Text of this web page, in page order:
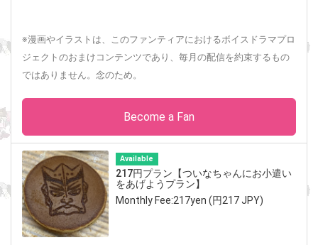
※漫画やイラストは、このファンティアにおけるボイスドラマプロ
ジェクトのおまけコンテンツであり、毎月の配信を約束するもの
ではありません。念のため。
Become a Fan
Available
217円プラン【ついなちゃんにお小遣い
をあげようプラン】
Monthly Fee:217yen (円217 JPY)